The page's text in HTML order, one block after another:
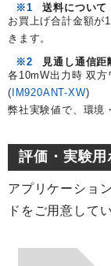
※1
送料について
お買上げ合計金額が
きます。
※2
見通し通信距
各10mW出力時 双方
(IM920ANT-XW)
弊社実験値で、環境
評価・実験用
アプリケーショ
ドをご用意して